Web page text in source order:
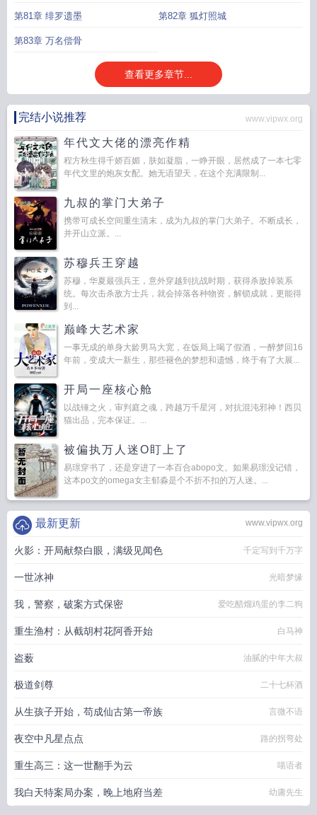
第81章 绯罗遗墨 第82章 狐灯照城
第83章 万名偿骨
查看更多章节...
完结小说推荐 www.vipwx.org
年代文大佬的漂亮作精
程方秋生得千娇百媚，肤如凝脂，一睁开眼，居然成了一本七零
年代文里的炮灰女配。她无语望天，在这个充满限制...
九叔的掌门大弟子
携带可成长空间重生清末，成为九叔的掌门大弟子。不断成长，
并开山立派。...
苏穆兵王穿越
苏穆，华夏最强兵王，意外穿越到抗战时期，获得杀敌掉装系
统。每次击杀敌方士兵，就会掉落各种物资，解锁成就，更能得
到...
巅峰大艺术家
一事无成的单身大龄男马大宽，在饭局上喝了假酒，一醉梦回16
年前，变成大一新生，那些褪色的梦想和遗憾，终于有了大展...
开局一座核心舱
以战锤之火，审判庭之魂，跨越万千星河，对抗混沌邪神！西贝
猫出品，完本保证。...
被偏执万人迷O盯上了
易璟穿书了，还是穿进了一本百合abopo文。如果易璟没记错，
这本po文的omega女主郁淼是个不折不扣的万人迷。...
www.vipwx.org
最新更新
火影：开局献祭白眼，满级见闻色 千定写到千万字
一世冰神 光暗梦缘
我，警察，破案方式保密 爱吃醋熘鸡蛋的李二狗
重生渔村：从截胡村花阿香开始 白马神
盗薮 油腻的中年大叔
极道剑尊 二十七杯酒
从生孩子开始，苟成仙古第一帝族 言微不语
夜空中凡星点点 路的拐弯处
重生高三：这一世翻手为云 喵语者
我白天特案局办案，晚上地府当差 幼庸先生